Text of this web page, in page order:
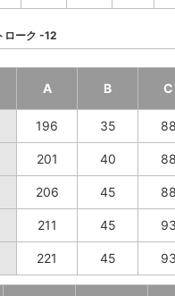
ローク -12
A B C
196 35
201 40
206 45
211 45
221 45